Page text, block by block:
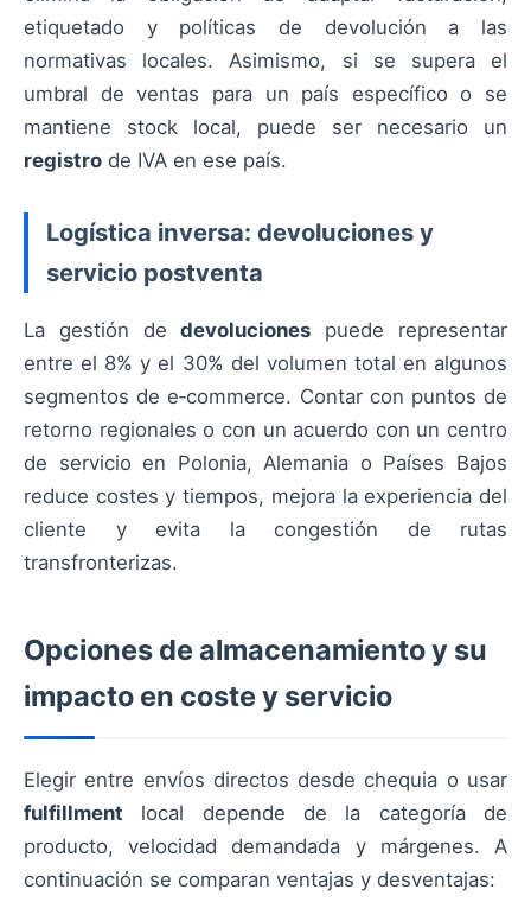
etiquetado y políticas de devolución a las
normativas locales. Asimismo, si se supera el
umbral de ventas para un país específico o se
mantiene stock local, puede ser necesario un
registro de IVA en ese país.
Logística inversa: devoluciones y
servicio postventa
La gestión dedevoluciones puede representar
entre el 8% y el 30% del volumen total en algunos
segmentos de e‑commerce. Contar con puntos de
retorno regionales o con un acuerdo con un centro
de servicio en Polonia, Alemania o Países Bajos
reduce costes y tiempos, mejora la experiencia del
cliente y evita la congestión de rutas
transfronterizas.
Opciones de almacenamiento y su
impacto en coste y servicio
Elegir entre envíos directos desde chequia o usar
fulfillment local depende de la categoría de
producto, velocidad demandada y márgenes. A
continuación se comparan ventajas y desventajas: